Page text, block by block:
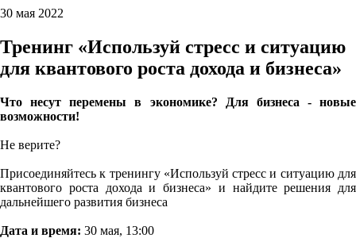
30 мая 2022
Тренинг «Используй стресс и ситуацию
для квантового роста дохода и бизнеса»
Что несут перемены в экономике? Для бизнеса - новые
возможности!
Не верите?
Присоединяйтесь к тренингу «Используй стресс и ситуацию для
квантового роста дохода и бизнеса» и найдите решения для
дальнейшего развития бизнеса
Дата и время: 30 мая, 13:00